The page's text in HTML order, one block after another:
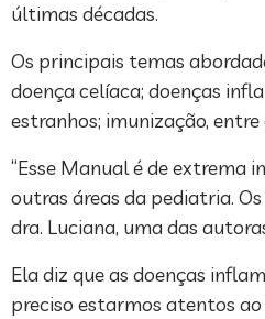
últimas décadas.
Os principais temas
doença celíaca; doenças
estranhos; imunização, entre
“Esse Manual é de extrema
outras áreas da pediatria.
dra. Luciana, uma das
Ela diz que as doenças
preciso estarmos atentos